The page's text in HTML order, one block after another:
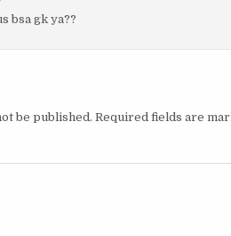
bsa gk ya??
be published. Required fields are